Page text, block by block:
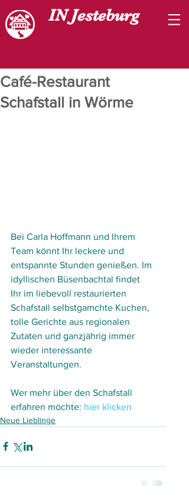
IN Jesteburg
Café-Restaurant
Schafstall in Wörme
Bei Carla Hoffmann und Ihrem
Team könnt Ihr leckere und
entspannte Stunden genießen. Im
idyllischen Büsenbachtal findet
Ihr im liebevoll restaurierten
Schafstall selbstgamchte Kuchen,
tolle Gerichte aus regionalen
Zutaten und ganzjährig immer
wieder interessante
Veranstaltungen.
Wer mehr über den Schafstall
erfahren möchte: hier klicken
Neue Lieblinge